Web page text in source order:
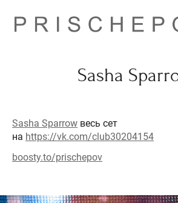
Sasha
Sasha Sparrow весь сет
на https://vk.com/club30204154
boosty.to/prischepov